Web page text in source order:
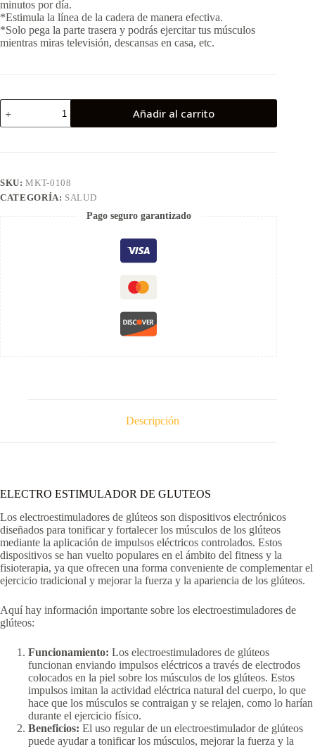
minutos por día.
*Estimula la línea de la cadera de manera efectiva.
*Solo pega la parte trasera y podrás ejercitar tus músculos
mientras miras televisión, descansas en casa, etc.
Añadir al carrito
SKU:MKT-0108
CATEGORÍA: SALUD
Pago seguro garantizado
Descripción
ELECTRO ESTIMULADOR DE GLUTEOS
Los electroestimuladores de glúteos son dispositivos electrónicos
diseñados para tonificar y fortalecer los músculos de los glúteos
mediante la aplicación de impulsos eléctricos controlados. Estos
dispositivos se han vuelto populares en el ámbito del fitness y la
fisioterapia, ya que ofrecen una forma conveniente de complementar el
ejercicio tradicional y mejorar la fuerza y la apariencia de los glúteos.
Aquí hay información importante sobre los electroestimuladores de
glúteos:
Funcionamiento: Los electroestimuladores de glúteos
funcionan enviando impulsos eléctricos a través de electrodos
colocados en la piel sobre los músculos de los glúteos. Estos
impulsos imitan la actividad eléctrica natural del cuerpo, lo que
hace que los músculos se contraigan y se relajen, como lo harían
durante el ejercicio físico.
Beneficios: El uso regular de un electroestimulador de glúteos
puede ayudar a tonificar los músculos, mejorar la fuerza y la